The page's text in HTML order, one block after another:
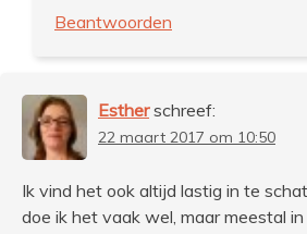
Beantwoorden
Esther schreef:
22 maart 2017 om 10:50
Ik vind het ook altijd lastig in te
doe ik het vaak wel, maar meestal in